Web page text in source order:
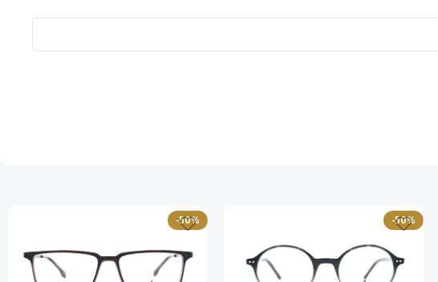
-50%
-50%